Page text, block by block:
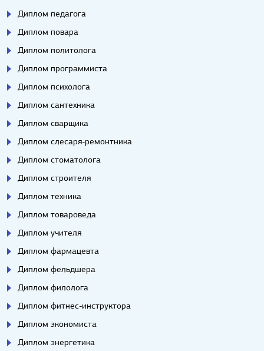
Диплом педагога
Диплом повара
Диплом политолога
Диплом программиста
Диплом психолога
Диплом сантехника
Диплом сварщика
Диплом слесаря-ремонтника
Диплом стоматолога
Диплом строителя
Диплом техника
Диплом товароведа
Диплом учителя
Диплом фармацевта
Диплом фельдшера
Диплом филолога
Диплом фитнес-инструктора
Диплом экономиста
Диплом энергетика